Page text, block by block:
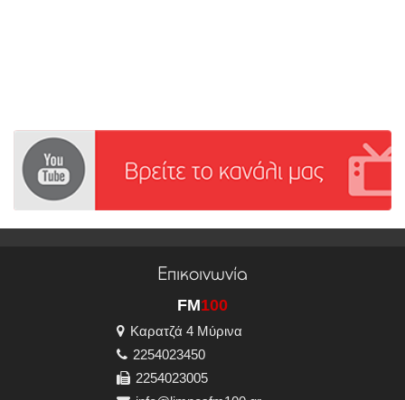
Επικοινωνία
FM100
Καρατζά 4 Μύρινα
2254023450
2254023005